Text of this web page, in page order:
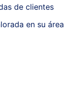
de clientes
en su área